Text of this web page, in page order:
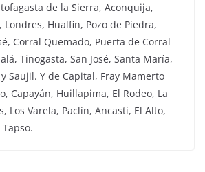
de la Sierra, Aconquija,
Londres, Hualfin, Pozo de Piedra,
Corral Quemado, Puerta de Corral
Tinogasta, San José, Santa María,
Saujil. Y de Capital, Fray Mamerto
Capayán, Huillapima, El Rodeo, La
Los Varela, Paclín, Ancasti, El Alto,